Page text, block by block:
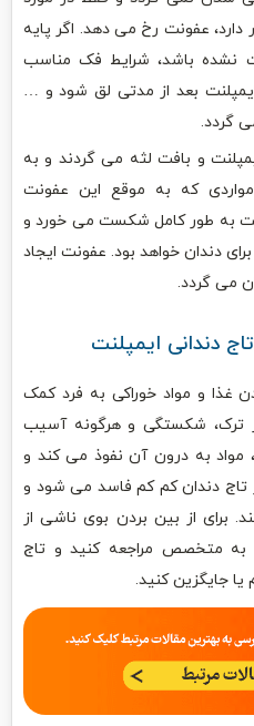
دارد، عفونت رخ می دهد. اگر پایه
نشده باشد، شرایط فک مناسب
ایمپلنت بعد از مدتی لق شود و …
گردد.
و بافت لثه می گردند و به
که به موقع این عفونت
به طور کامل شکست می خورد و
دندان خواهد بود. عفونت ایجاد
می گردد.
غذا و مواد خوراکی به فرد کمک
ترک، شکستگی و هرگونه آسیب
مواد به درون آن نفوذ می کند و
تاج دندان کم کم فاسد می شود و
برای از بین بردن بوی ناشی از
به متخصص مراجعه کنید و تاج
جایگزین کنید.